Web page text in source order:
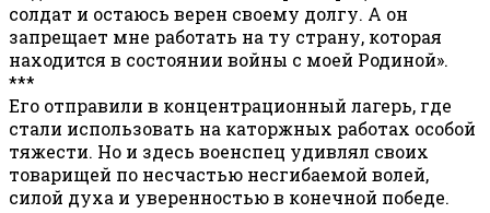
солдат и остаюсь верен своему долгу. А он
запрещает мне работать на ту страну, которая
находится в состоянии войны с моей Родиной».
***
Его отправили в концентрационный лагерь, где
стали использовать на каторжных работах особой
тяжести. Но и здесь военспец удивлял своих
товарищей по несчастью несгибаемой волей,
силой духа и уверенностью в конечной победе.